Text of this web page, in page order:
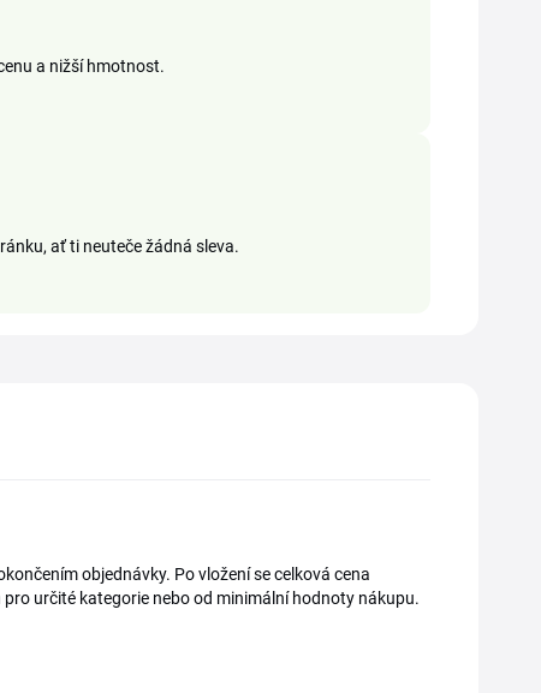
a nižší hmotnost.
ať ti neuteče žádná sleva.
objednávky. Po vložení se celková cena
určité kategorie nebo od minimální hodnoty nákupu.